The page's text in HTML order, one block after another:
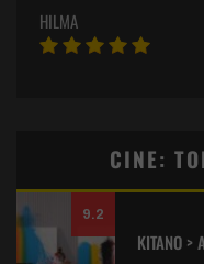
HILMA
CINE:
9.2
KITANO >